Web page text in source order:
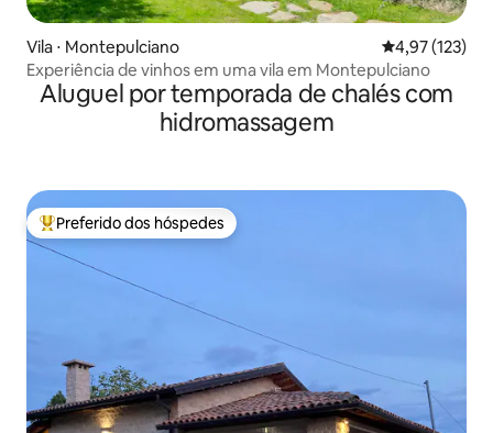
Vila ⋅ Montepulciano 4,97 de uma
4,97 (123)
Experiência de vinhos em uma vila em Montepulciano
Aluguel por temporada de chalés com
hidromassagem
Entre os melhores preferidos dos hóspedes
Preferido dos hóspedes